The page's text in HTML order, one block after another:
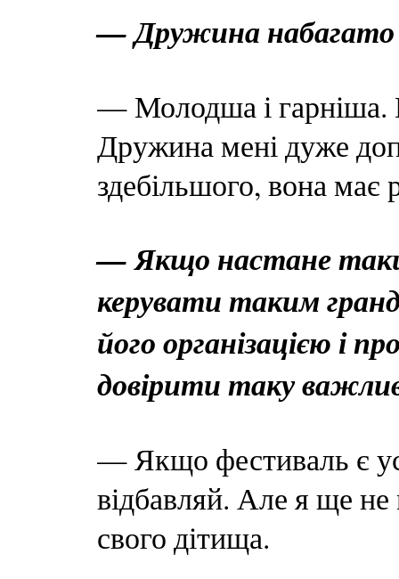
— Дружина набагато
— Молодша і гарніша.
Дружина мені дуже
здебільшого, вона має
— Якщо настане
керувати таким
його організацією і
довірити таку
— Якщо фестиваль є
відбавляй. Але я ще
свого дітища.